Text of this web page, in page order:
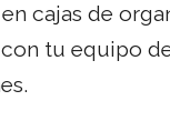
cajas de
tu equipo